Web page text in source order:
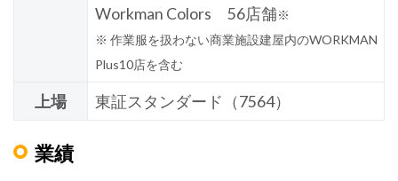
Workman Colors 56店舗※
※ 作業服を扱わない商業施設建屋内のWORKMAN
Plus10店を含む
上場 東証スタンダード（7564）
業績